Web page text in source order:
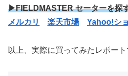
▶FIELDMASTER セーターを探
メルカリ
楽天市場 Yahoo!シ
以上、実際に買ってみたレポート